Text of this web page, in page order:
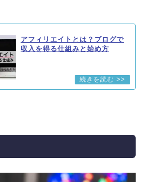
アフィリエイトとは？ブログで
収入を得る仕組みと始め方